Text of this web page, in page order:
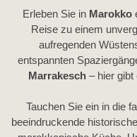
Erleben Sie in Marokko
Reise zu einem
aufregenden
entspannten
Marrakesch– hier gibt
Tauchen Sie ein in die
beeindruckende